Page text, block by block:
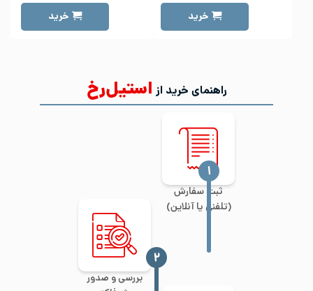
خرید خرید
راهنمای خرید از استیل‌رخ
ثبت سفارش
(تلفنی یا آنلاین)
‍۱
بررسی و صدور
‍۲